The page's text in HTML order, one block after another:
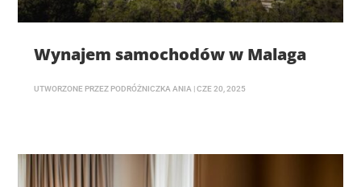
Wynajem samochodów w Malaga
UTWORZONE PRZEZ PODRÓŻNICZKA ANIA |CZE 20, 2025